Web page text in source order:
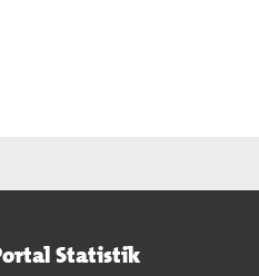
Statistik